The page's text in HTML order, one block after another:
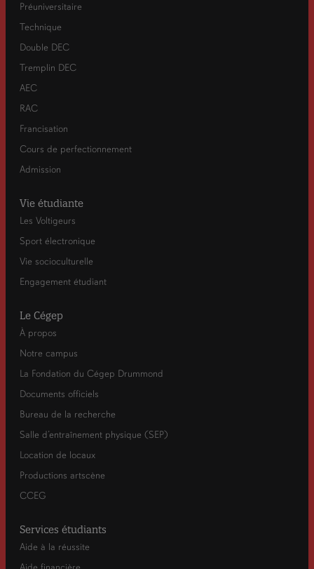
Préuniversitaire
Technique
Double DEC
Tremplin DEC
AEC
RAC
Francisation
Cours de perfectionnement
Admission
Vie étudiante
Les Voltigeurs
Sport électronique
Vie socioculturelle
Engagement étudiant
Le Cégep
À propos
Notre campus
La Fondation du Cégep Drummond
Documents officiels
Bureau de la recherche
Salle d’entraînement physique (SEP)
Location de locaux
Productions artscène
CCEG
Services étudiants
Aide à la réussite